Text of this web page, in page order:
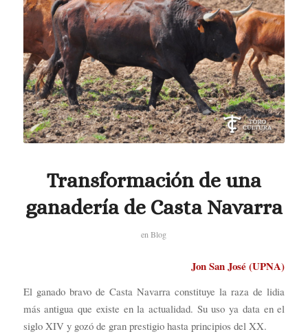
Transformación de una
ganadería de Casta Navarra
enBlog
Jon San José (UPNA)
El ganado bravo de Casta Navarra constituye la raza de lidia
más antigua que existe en la actualidad. Su uso ya data en el
siglo XIV y gozó de gran prestigio hasta principios del XX.